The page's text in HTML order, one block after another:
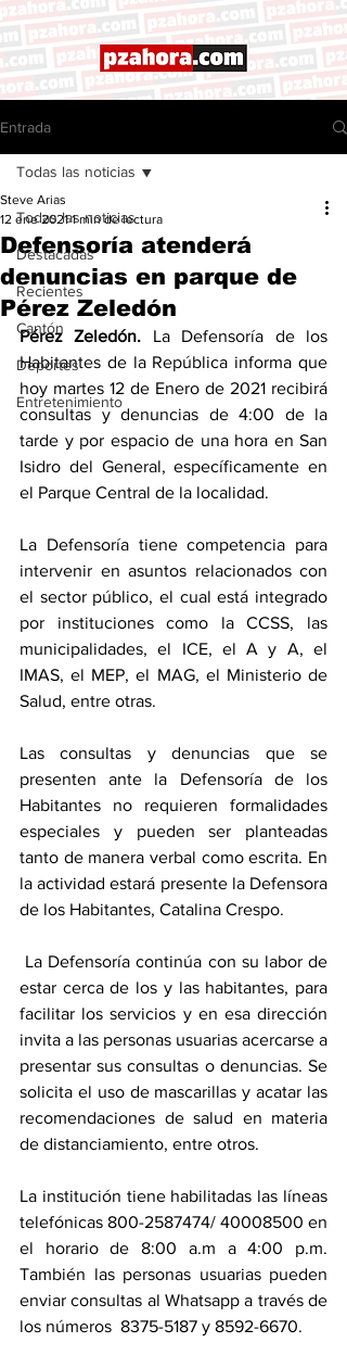
Entrada
Todas las noticias
Destacadas
Recientes
Cantón
Deportes
Entretenimiento
Todas las noticias
Defensoría atenderá
denuncias en parque de
Pérez Zeledón
Steve Arias
12 ene 2021 1 min de lectura
Pérez Zeledón. La Defensoría de los
Habitantes de la República informa que
hoy martes 12 de Enero de 2021 recibirá
consultas y denuncias de 4:00 de la
tarde y por espacio de una hora en San
Isidro del General, específicamente en
el Parque Central de la localidad.
La Defensoría tiene competencia para
intervenir en asuntos relacionados con
el sector público, el cual está integrado
por instituciones como la CCSS, las
municipalidades, el ICE, el A y A, el
IMAS, el MEP, el MAG, el Ministerio de
Salud, entre otras.
Las consultas y denuncias que se
presenten ante la Defensoría de los
Habitantes no requieren formalidades
especiales y pueden ser planteadas
tanto de manera verbal como escrita. En
la actividad estará presente la Defensora
de los Habitantes, Catalina Crespo.
estar cerca de los y las habitantes, para
facilitar los servicios y en esa dirección
invita a las personas usuarias acercarse a
presentar sus consultas o denuncias. Se
solicita el uso de mascarillas y acatar las
recomendaciones de salud en materia
de distanciamiento, entre otros.
La institución tiene habilitadas las líneas
telefónicas 800-2587474/ 40008500 en
el horario de 8:00 a.m a 4:00 p.m.
También las personas usuarias pueden
enviar consultas al Whatsapp a través de
los números  8375-5187 y 8592-6670.